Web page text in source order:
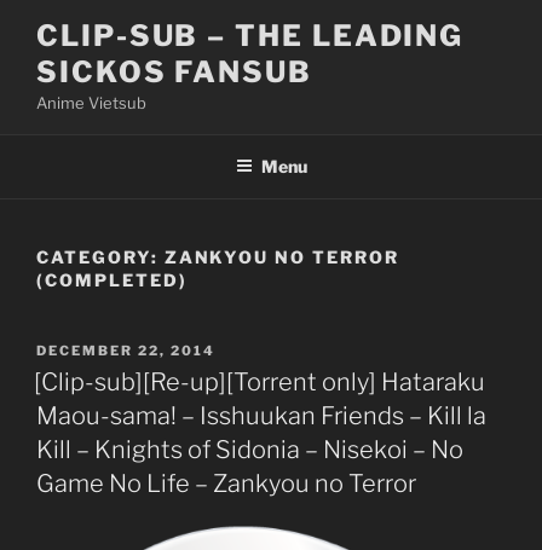
content
CLIP-SUB – THE LEADING
SICKOS FANSUB
Anime Vietsub
Menu
CATEGORY: ZANKYOU NO TERROR
(COMPLETED)
POSTED
ON
DECEMBER 22, 2014
[Clip-sub][Re-up][Torrent only] Hataraku
Maou-sama! – Isshuukan Friends – Kill la
Kill – Knights of Sidonia – Nisekoi – No
Game No Life – Zankyou no Terror